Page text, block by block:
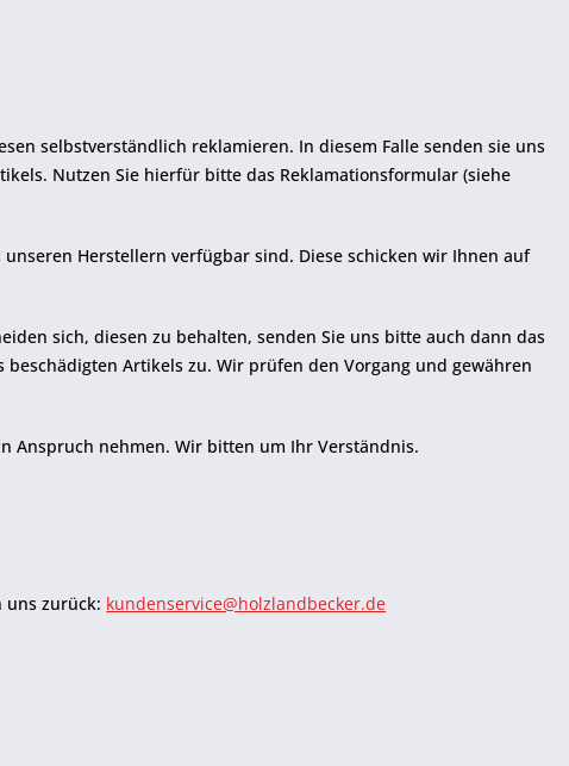
selbstverständlich reklamieren. In diesem Falle senden sie uns
Nutzen Sie hierfür bitte das Reklamationsformular (siehe
Herstellern verfügbar sind. Diese schicken wir Ihnen auf
sich, diesen zu behalten, senden Sie uns bitte auch dann das
Artikels zu. Wir prüfen den Vorgang und gewähren
Anspruch nehmen. Wir bitten um Ihr Verständnis.
uns zurück: kundenservice@holzlandbecker.de